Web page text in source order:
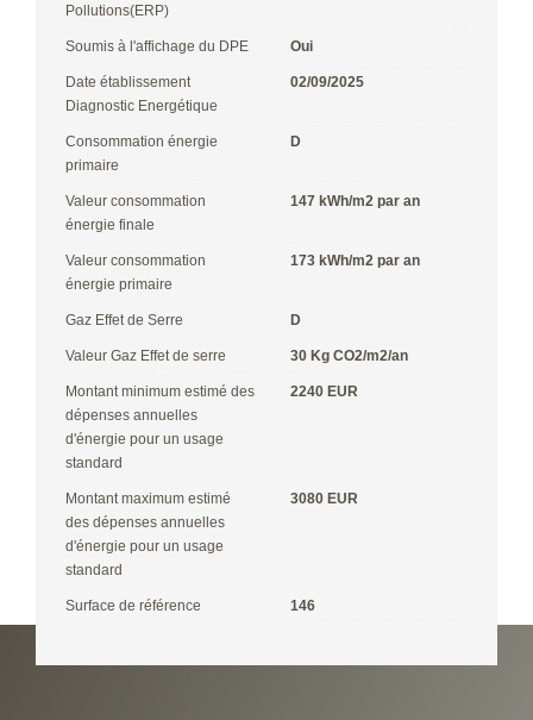
Pollutions(ERP)
Soumis à l'affichage du DPE Oui
Date établissement
Diagnostic Energétique
02/09/2025
Consommation énergie
primaire
D
Valeur consommation
énergie finale
147 kWh/m2 par an
Valeur consommation
énergie primaire
173 kWh/m2 par an
Gaz Effet de Serre D
Valeur Gaz Effet de serre 30 Kg CO2/m2/an
Montant minimum estimé des
dépenses annuelles
d'énergie pour un usage
standard
2240 EUR
Montant maximum estimé
des dépenses annuelles
d'énergie pour un usage
standard
3080 EUR
Surface de référence 146